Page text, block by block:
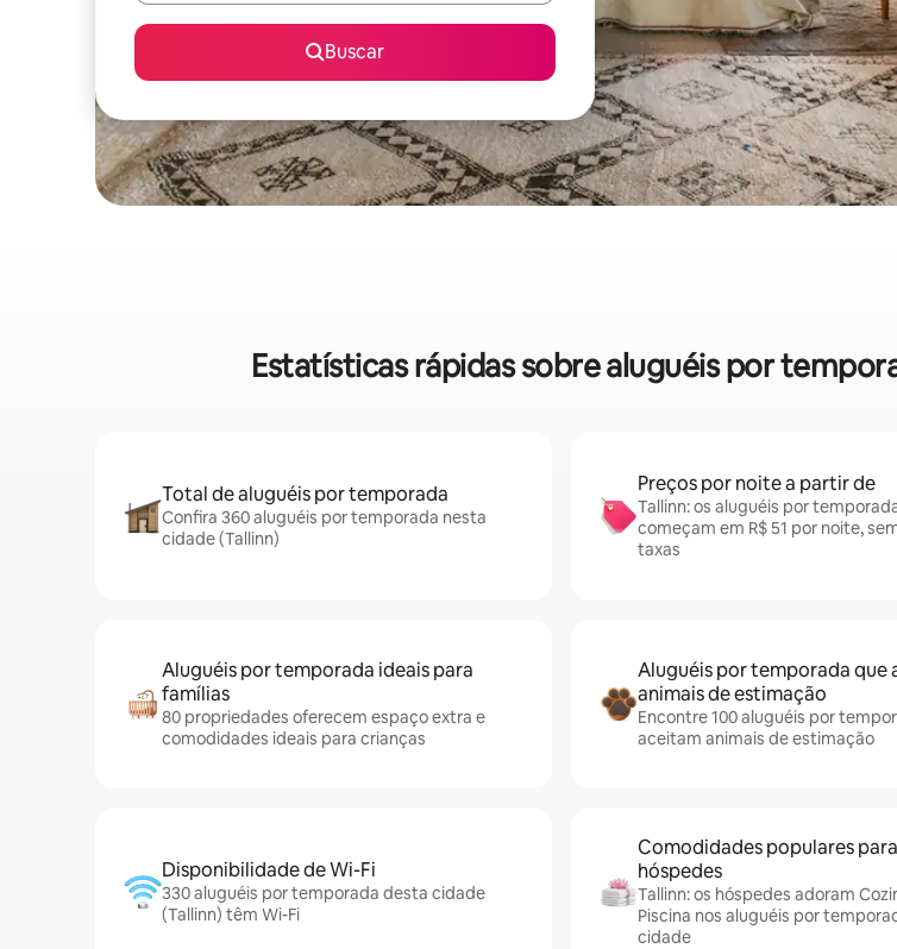
Buscar
Estatísticas rápidas sobre aluguéis por
Total de aluguéis por temporada
Confira 360 aluguéis por temporada nesta
cidade (Tallinn)
Preços por noite a partir de
Tallinn: os aluguéis por
começam em R$ 51 por noite,
taxas
Aluguéis por temporada ideais para
famílias
80 propriedades oferecem espaço extra e
comodidades ideais para crianças
Aluguéis por temporada que
animais de estimação
Encontre 100 aluguéis por
aceitam animais de estimação
Disponibilidade de Wi-Fi
330 aluguéis por temporada desta cidade
(Tallinn) têm Wi-Fi
Comodidades populares
hóspedes
Tallinn: os hóspedes adoram
Piscina nos aluguéis por
cidade